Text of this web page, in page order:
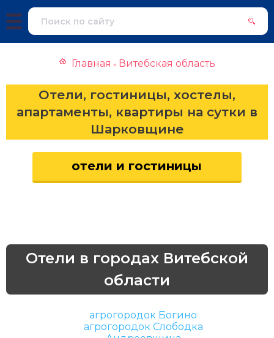
Главная » Витебская область
Отели, гостиницы, хостелы,
апартаменты, квартиры на сутки в
Шарковщине
отели и гостиницы
Отели в городах Витебской
области
агрогородок Богино
агрогородок Слободка